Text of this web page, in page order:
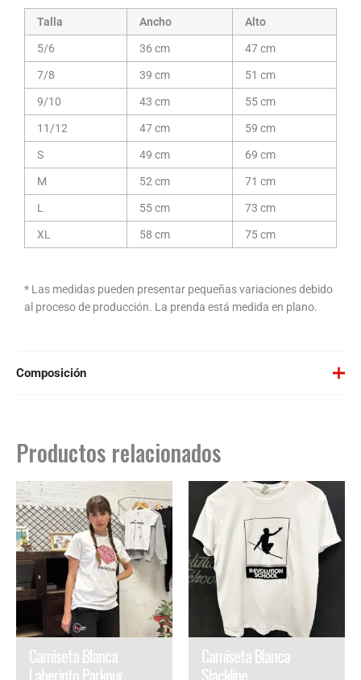
Talla Ancho Alto
5/6 36 cm 47 cm
7/8 39 cm 51 cm
9/10 43 cm 55 cm
11/12 47 cm 59 cm
S 49 cm 69 cm
M 52 cm 71 cm
L 55 cm 73 cm
XL 58 cm 75 cm
* Las medidas pueden presentar pequeñas variaciones debido
al proceso de producción. La prenda está medida en plano.
Composición
GUÍA PARA EL CUIDADO DE LA ROPA
Lavar a máquina máximo 40ºC. Centrifugado corto.
No usar lejía / blanqueador.
Planchar máximo 110ºC.
No limpieza en seco.
No usar secadora.
Productos relacionados
Camiseta Blanca
Camiseta Blanca